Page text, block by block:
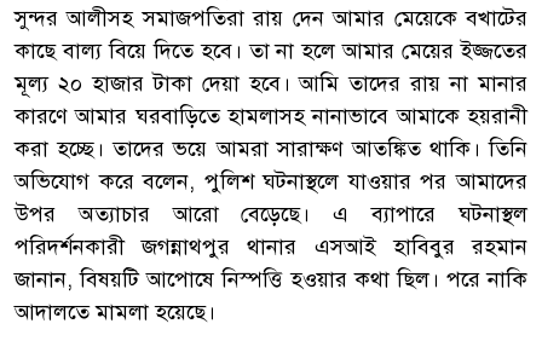
সুন্দর আলীসহ সমাজপতিরা রায় দেন আমার মেয়েকে বখাটের
কাছে বাল্য বিয়ে দিতে হবে। তা না হলে আমার মেয়ের ইজ্জতের
মূল্য ২০ হাজার টাকা দেয়া হবে। আমি তাদের রায় না মানার
কারণে আমার ঘরবাড়িতে হামলাসহ নানাভাবে আমাকে হয়রানী
করা হচ্ছে। তাদের ভয়ে আমরা সারাক্ষণ আতঙ্কিত থাকি। তিনি
অভিযোগ করে বলেন, পুলিশ ঘটনাস্থলে যাওয়ার পর আমাদের
উপর অত্যাচার আরো বেড়েছে। এ ব্যাপারে ঘটনাস্থল
পরিদর্শনকারী জগন্নাথপুর থানার এসআই হাবিবুর রহমান
জানান, বিষয়টি আপোষে নিস্পত্তি হওয়ার কথা ছিল। পরে নাকি
আদালতে মামলা হয়েছে।